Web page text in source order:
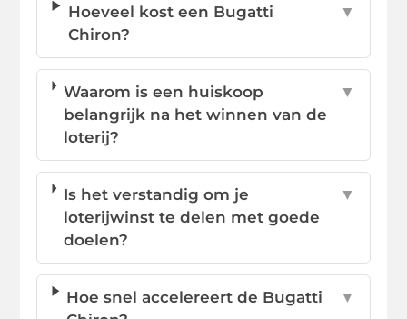
Hoeveel kost een Bugatti
Chiron?
▼
Waarom is een huiskoop
belangrijk na het winnen van de
loterij?
▼
Is het verstandig om je
loterijwinst te delen met goede
doelen?
▼
Hoe snel accelereert de Bugatti
▼